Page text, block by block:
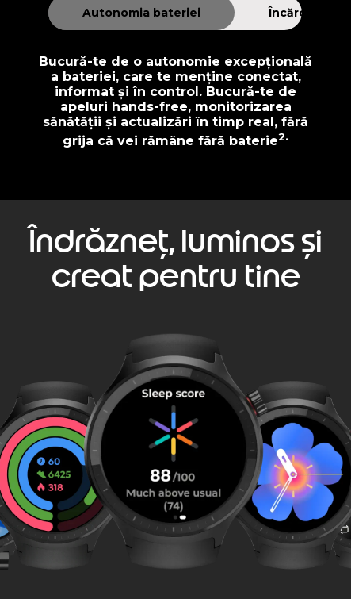
Autonomia bateriei Încărcare
Bucură-te de o autonomie excepțională
a bateriei, care te menține conectat,
informat și în control. Bucură-te de
apeluri hands-free, monitorizarea
sănătății și actualizări în timp real, fără
grija că vei rămâne fără baterie2.
Îndrăzneț, luminos și
creat pentru tine